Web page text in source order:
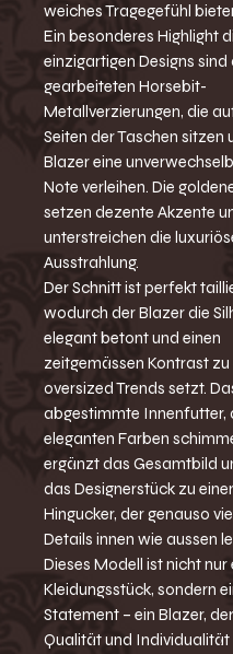
weiches Tragegefühl
Ein besonderes Highlight
einzigartigen Designs sind
gearbeiteten Horsebit-
Metallverzierungen, die
Seiten der Taschen sitzen
Blazer eine
Note verleihen. Die
setzen dezente Akzente
unterstreichen die
Ausstrahlung.
Der Schnitt ist perfekt
wodurch der Blazer die
elegant betont und einen
zeitgemässen Kontrast zu
oversized Trends setzt.
abgestimmte Innenfutter,
eleganten Farben
ergänzt das Gesamtbild
das Designerstück zu
Hingucker, der genauso
Details innen wie aussen
Dieses Modell ist nicht nur
Kleidungsstück, sondern
Statement – ein Blazer,
Qualität und